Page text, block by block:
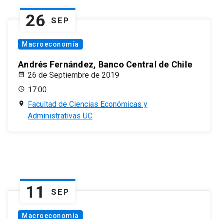
26 SEP
Macroeconomía
Andrés Fernández, Banco Central de Chile
26 de Septiembre de 2019
17:00
Facultad de Ciencias Económicas y
Administrativas UC
11 SEP
Macroeconomía